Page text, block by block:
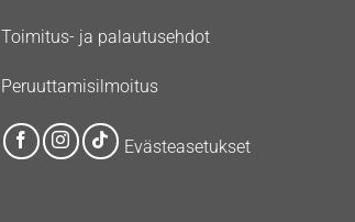
Toimitus- ja palautusehdot
Peruuttamisilmoitus
Evästeasetukset